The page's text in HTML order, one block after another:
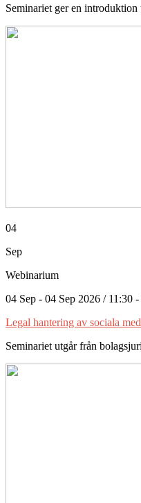
Seminariet ger en
04
Sep
Webinarium
04 Sep - 04 Sep 2026 / 11:30
Legal hantering av sociala
Seminariet utgår från